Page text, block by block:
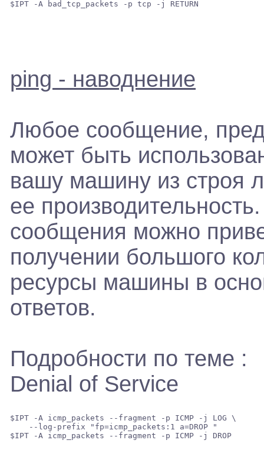
ping - наводнение
Любое сообщение,
может быть
вашу машину из строя
ее
сообщения можно
получении большого
ресурсы машины в
ответов.
Подробности по теме :
Denial of Service
$IPT -A icmp_packets --fragment -p ICMP -j LOG \
    --log-prefix "fp=icmp_packets:1 a=DROP "